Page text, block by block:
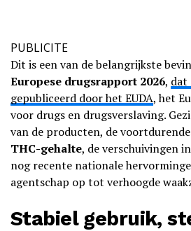
PUBLICITE
Dit is een van de belangrijkste
Europese drugsrapport 2026, dat
gepubliceerd door het EUDA, het
voor drugs en drugsverslaving.
van de producten, de
THC-gehalte, de verschuivingen
nog recente nationale
agentschap op tot verhoogde
Stabiel gebruik,